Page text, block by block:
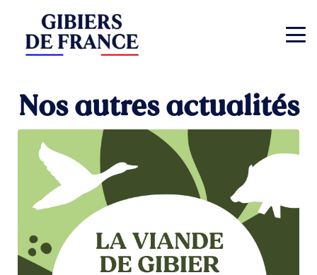
Nos autres actualités